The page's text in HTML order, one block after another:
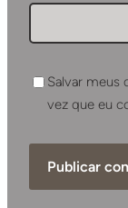
Salvar meus
vez que eu